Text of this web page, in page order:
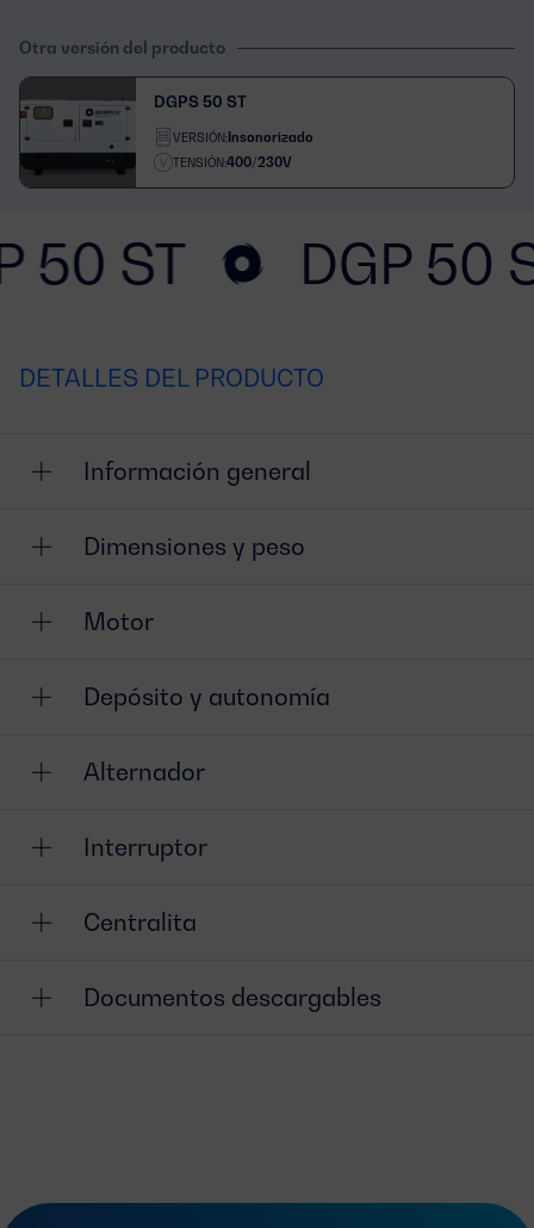
Otra versión del producto
DGPS 50 ST
VERSIÓN:Insonorizado
TENSIÓN:400/230V
50 ST DGP 50
DETALLES DEL PRODUCTO
Información general
Dimensiones y peso
Motor
Depósito y autonomía
Alternador
Interruptor
Centralita
Documentos descargables